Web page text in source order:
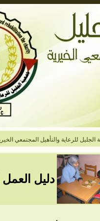
الجليل للرعاية والتأهيل المجتمعي
دليل